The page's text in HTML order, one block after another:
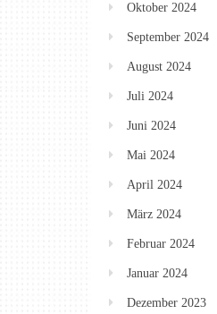
Oktober 2024
September 2024
August 2024
Juli 2024
Juni 2024
Mai 2024
April 2024
März 2024
Februar 2024
Januar 2024
Dezember 2023